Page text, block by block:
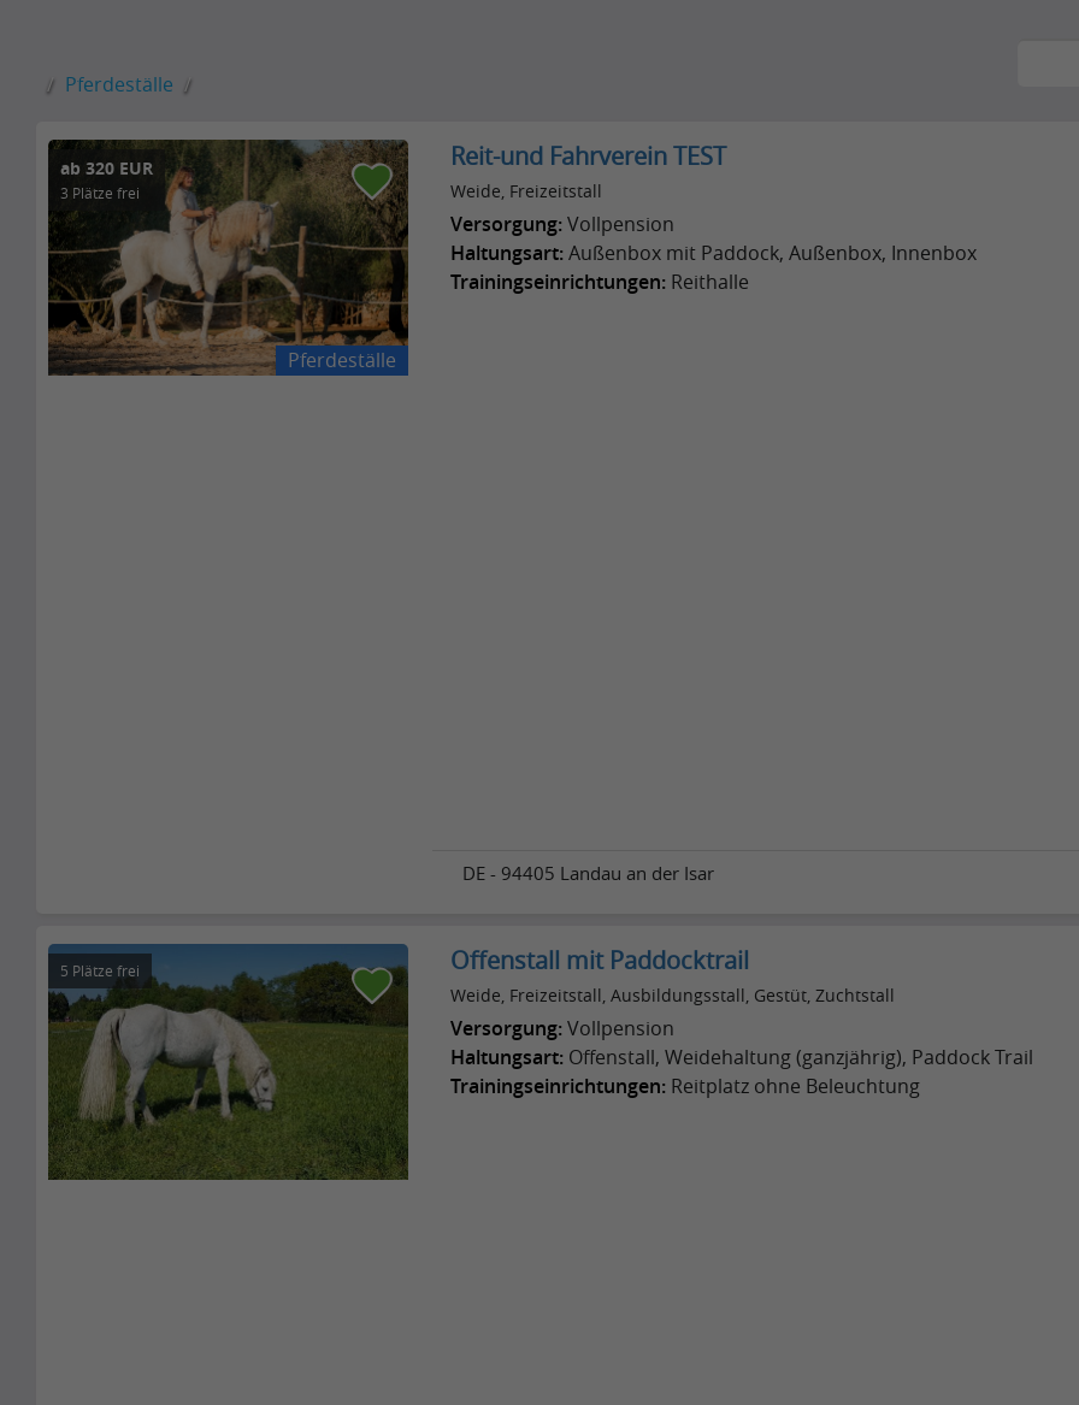
Pferdeställe
ab 320 EUR
3 Plätze frei
Pferdeställe
Reit-und Fahrverein TEST
Weide, Freizeitstall
Versorgung:Vollpension
Haltungsart:Außenbox mit Paddock, Außenbox, Innenbox
Trainingseinrichtungen: Reithalle
DE - 94405 Landau an der Isar
5 Plätze frei Offenstall mit Paddocktrail
Weide, Freizeitstall, Ausbildungsstall, Gestüt, Zuchtstall
Versorgung:Vollpension
Haltungsart: Offenstall, Weidehaltung (ganzjährig), Paddock Trail
Trainingseinrichtungen: Reitplatz ohne Beleuchtung